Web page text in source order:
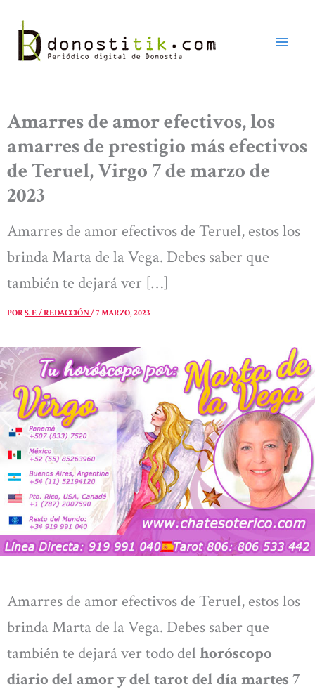
contenido
Amarres de amor efectivos, los
amarres de prestigio más efectivos
de Teruel, Virgo 7 de marzo de
2023
Amarres de amor efectivos de Teruel, estos los
brinda Marta de la Vega. Debes saber que
también te dejará ver […]
PORS. F. / REDACCIÓN/7 MARZO, 2023
Amarres de amor efectivos de Teruel, estos los
brinda Marta de la Vega. Debes saber que
también te dejará ver todo del horóscopo
diario del amor y del tarot del día martes 7